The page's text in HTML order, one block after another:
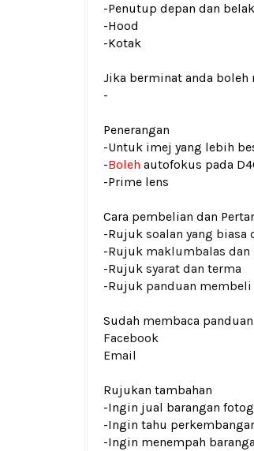
-Penutup depan dan
-Hood
-Kotak
Jika berminat anda boleh
-
Penerangan
-Untuk imej yang lebih
-Boleh autofokus pada
-Prime lens
Cara pembelian dan
-Rujuk soalan yang biasa
-Rujuk maklumbalas dan
-Rujuk syarat dan terma
-Rujuk panduan membeli
Sudah membaca
Facebook
Email
Rujukan tambahan
-Ingin jual barangan
-Ingin tahu
-Ingin menempah